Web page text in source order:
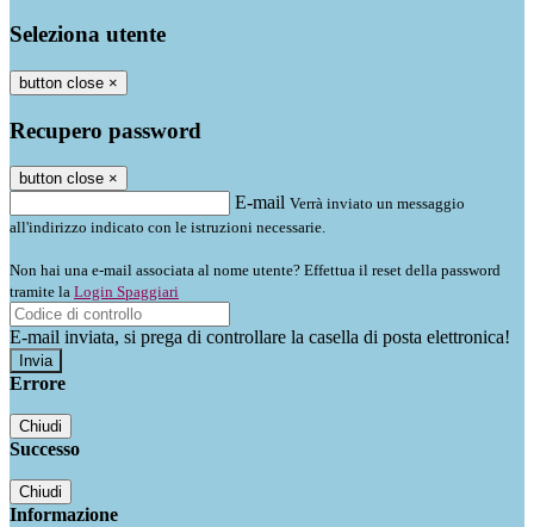
Seleziona utente
button close ×
Recupero password
button close ×
E-mail Verrà inviato un messaggio
all'indirizzo indicato con le istruzioni necessarie.
Non hai una e-mail associata al nome utente? Effettua il reset della password
tramite la Login Spaggiari
E-mail inviata, si prega di controllare la casella di posta elettronica!
Errore
Chiudi
Successo
Chiudi
Informazione